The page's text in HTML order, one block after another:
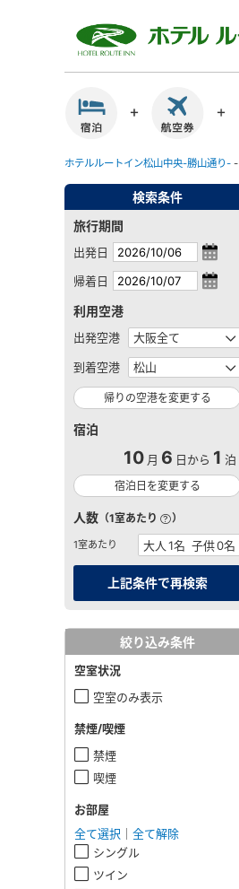
ホテルルートイン松山中央-勝山通り- -
検索条件
旅行期間
出発日
帰着日
利用空港
出発空港
到着空港
帰りの空港を変更する
宿泊
10 月 6 日から 1 泊
宿泊日を変更する
人数 （1室あたり ）
1室あたり
絞り込み条件
空室状況
空室のみ表示
禁煙/喫煙
禁煙
喫煙
お部屋
全て選択
全て解除
シングル
ツイン